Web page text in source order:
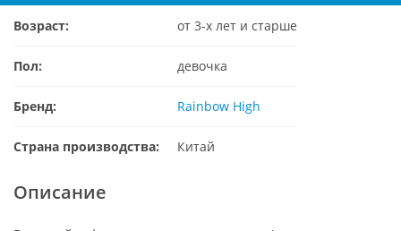
Возраст: от 3-х лет и старше
Пол: девочка
Бренд: Rainbow High
Страна производства: Китай
Описание